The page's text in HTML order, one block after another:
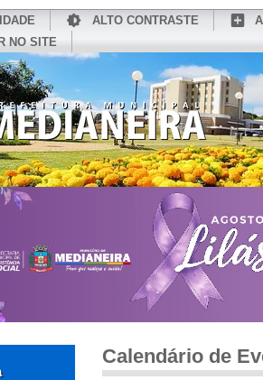
ALTO CONTRASTE
NO SITE
CONHEÇA MEDIANEIRA
Calendário de